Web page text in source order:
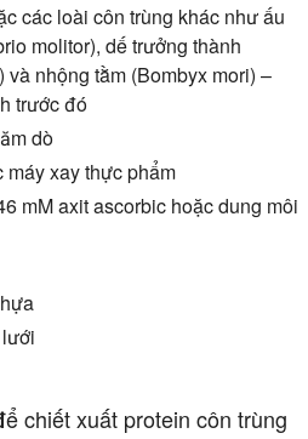
các loài côn trùng khác như ấu
molitor), dế trưởng thành
và nhộng tằm (Bombyx mori) –
trước đó
dò
máy xay thực phẩm
mM axit ascorbic hoặc dung môi
chiết xuất protein côn trùng